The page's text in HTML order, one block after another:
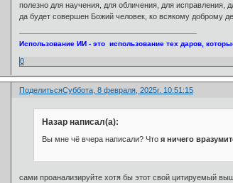
полезно для научения, для обличения, для исправления,
да будет совершен Божий человек, ко всякому доброму
Использование ИИ - это использование тех даров,
0
ПоделитьсяСуббота, 8 февраля, 2025г. 10:51:15
Назар написал(а):
Вы мне чё вчера написали? Чтоя ничего
сами проанализируйте хотя бы этот свой цитируемый